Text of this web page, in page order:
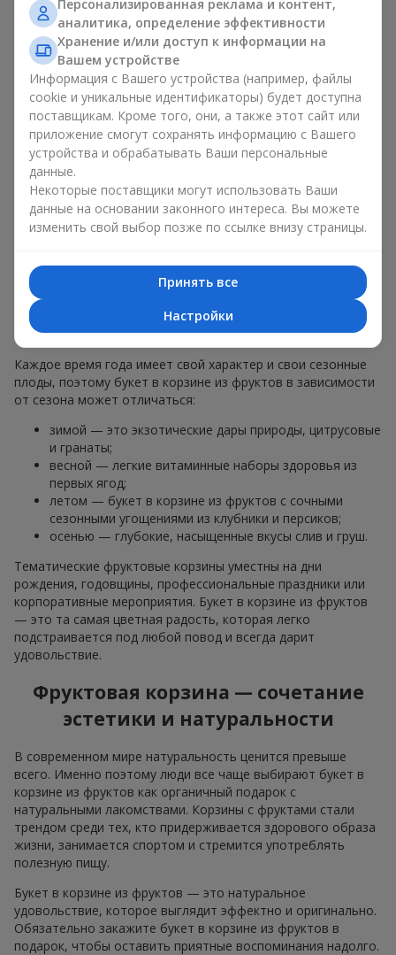
Эмоциональная окраска, которую несет букет в корзине из
фруктов, зависит от оформления. Оно имеет значение не
меньше, чем наполнение. Именно праздничное оформление
превращает обычный букет в корзине из фруктов в
гастрономический подарок. В компанииFlowers.uaмы
всегда учитываем пожелания клиента при создании декора.
При формировании композиции используются натуральные
материалы, продуманная упаковка вкуса и, конечно,
декоративные элементы, соответствующие событию.
По желанию клиента корзина с фруктами может быть
оформлена в прозрачной пленке или стильной коробке —
всегда с праздничной подачей, которая выглядит аккуратно
и презентабельно.
Тематические фруктовые
композиции для праздников
и сезонов
Каждое время года имеет свой характер и свои сезонные
плоды, поэтому букет в корзине из фруктов в зависимости
от сезона может отличаться:
зимой — это экзотические дары природы, цитрусовые
и гранаты;
весной — легкие витаминные наборы здоровья из
первых ягод;
летом — букет в корзине из фруктов с сочными
сезонными угощениями из клубники и персиков;
осенью — глубокие, насыщенные вкусы слив и груш.
Тематические фруктовые корзины уместны на дни
рождения, годовщины, профессиональные праздники или
корпоративные мероприятия. Букет в корзине из фруктов
— это та самая цветная радость, которая легко
подстраивается под любой повод и всегда дарит
удовольствие.
Фруктовая корзина — сочетание
эстетики и натуральности
В современном мире натуральность ценится превыше
всего. Именно поэтому люди все чаще выбирают букет в
корзине из фруктов как органичный подарок с
натуральными лакомствами. Корзины с фруктами стали
трендом среди тех, кто придерживается здорового образа
жизни, занимается спортом и стремится употреблять
полезную пищу.
Букет в корзине из фруктов — это натуральное
удовольствие, которое выглядит эффектно и оригинально.
Обязательно закажите букет в корзине из фруктов в
подарок, чтобы оставить приятные воспоминания надолго.
Персонализированная реклама и контент,
аналитика, определение эффективности
Хранение и/или доступ к информации на
Вашем устройстве
Информация с Вашего устройства (например, файлы
cookie и уникальные идентификаторы) будет доступна
поставщикам. Кроме того, они, а также этот сайт или
приложение смогут сохранять информацию с Вашего
устройства и обрабатывать Ваши персональные
данные.
Некоторые поставщики могут использовать Ваши
данные на основании законного интереса. Вы можете
изменить свой выбор позже по ссылке внизу страницы.
Принять все
Настройки